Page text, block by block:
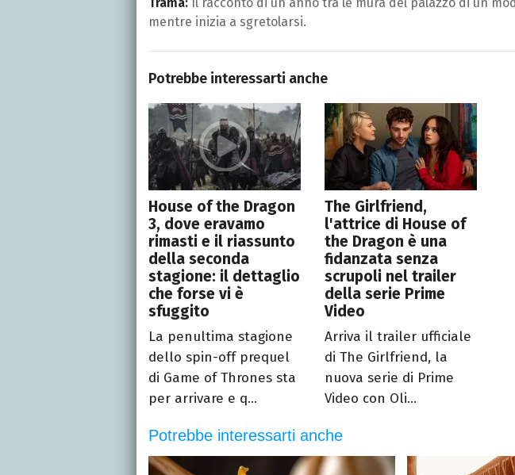
mentre inizia a sgretolarsi.
Potrebbe interessarti anche
House of the Dragon
3, dove eravamo
rimasti e il riassunto
della seconda
stagione: il dettaglio
che forse vi è
sfuggito
La penultima stagione
dello spin-off prequel
di Game of Thrones sta
per arrivare e q...
The Girlfriend,
l'attrice di House of
the Dragon è una
fidanzata senza
scrupoli nel trailer
della serie Prime
Video
Arriva il trailer ufficiale
di The Girlfriend, la
nuova serie di Prime
Video con Oli...